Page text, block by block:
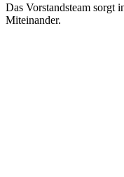
Das Vorstandsteam sorgt
Miteinander.